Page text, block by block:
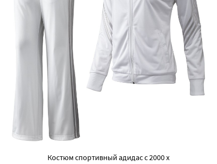
Костюм спортивный адидас с 2000 х